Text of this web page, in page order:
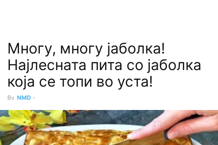
Многу, многу јаболка!
Најлесната пита со јаболка
која се топи во уста!
By NMD -